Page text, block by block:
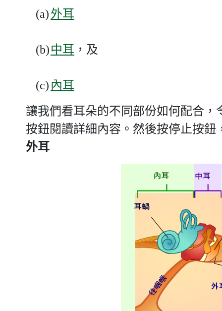
(a)外耳
(b)中耳 ，及
(c) 內耳
讓我們看耳朵的不同部份如何配合
按鈕閱讀詳細內容。然後按停止按鈕
外耳